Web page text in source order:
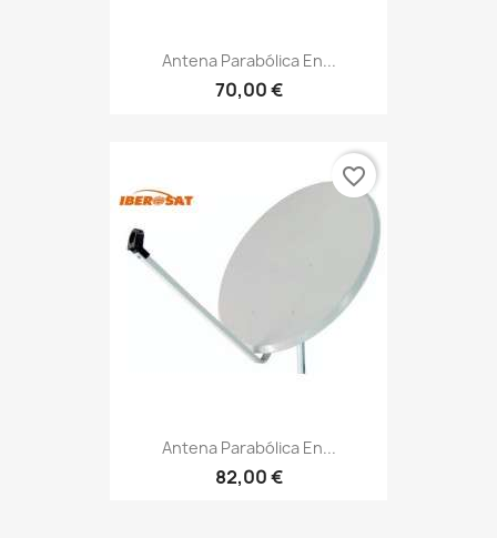
Antena Parabólica En...
70,00 €
Antena Parabólica En...
82,00 €
favorite_border